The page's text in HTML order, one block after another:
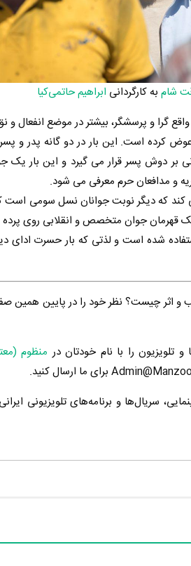
شام به کارگردانی ابراهیم حاتمی‌کیا
گرا و پرسشگر، بیشتر در موضع انفعال
کرده است. این بار در دو گانه پدر و
بر دوش پسر قرار می گیرد و این بار
و مدافعان حرم معرفی می شود.
که دیگر نوبت جوانان نسل سومی است که
یک قهرمان جوان متخصص و انقلابی روی
شده است و لذتی که بار حسرت
و اثر چیست؟ نظر خود را در پایین همین
تلویزیون را با نام خودتان در منظوم
سریال‌ها و برنامه‌های تلویزیونی